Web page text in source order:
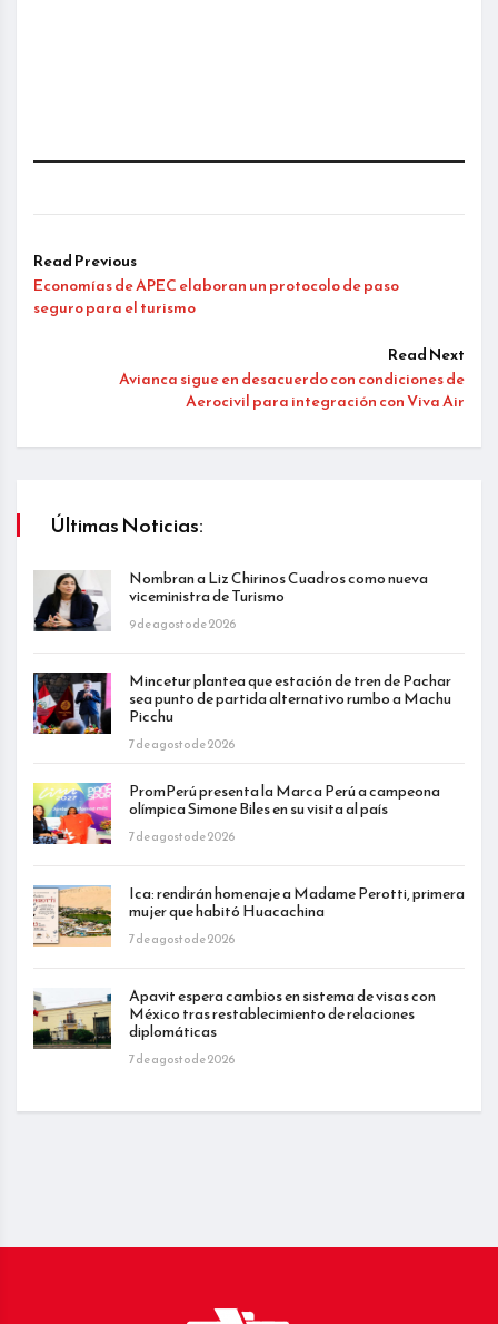
Read Previous
Economías de APEC elaboran un protocolo de paso
seguro para el turismo
Read Next
Avianca sigue en desacuerdo con condiciones de
Aerocivil para integración con Viva Air
Últimas Noticias:
Nombran a Liz Chirinos Cuadros como nueva
viceministra de Turismo
9 de agosto de 2026
Mincetur plantea que estación de tren de Pachar
sea punto de partida alternativo rumbo a Machu
Picchu
7 de agosto de 2026
PromPerú presenta la Marca Perú a campeona
olímpica Simone Biles en su visita al país
7 de agosto de 2026
Ica: rendirán homenaje a Madame Perotti, primera
mujer que habitó Huacachina
7 de agosto de 2026
Apavit espera cambios en sistema de visas con
México tras restablecimiento de relaciones
diplomáticas
7 de agosto de 2026